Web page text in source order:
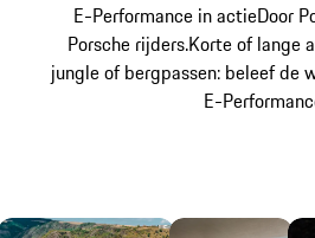
E-Performance in actieDoor
Porsche rijders.Korte of lange
jungle of bergpassen: beleef de
E-